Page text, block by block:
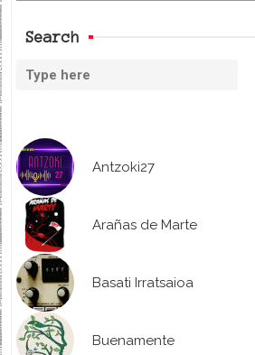
Search
Antzoki27
Arañas de Marte
Basati Irratsaioa
Buenamente